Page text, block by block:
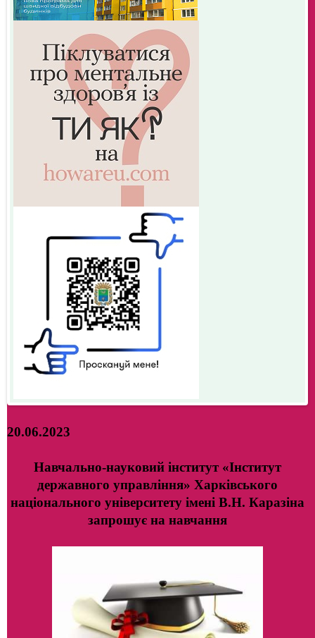
20.06.2023
Навчально-науковий інститут «Інститут
державного управління» Харківського
національного університету імені В.Н. Каразіна
запрошує на навчання